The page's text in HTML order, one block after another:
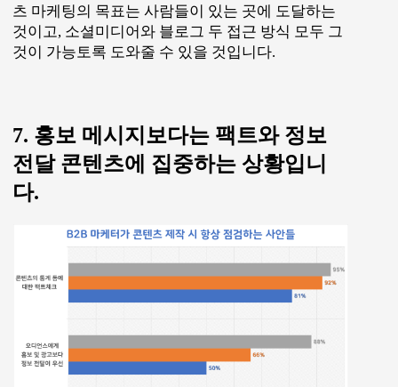
츠 마케팅의 목표는 사람들이 있는 곳에 도달하는
것이고, 소셜미디어와 블로그 두 접근 방식 모두 그
것이 가능토록 도와줄 수 있을 것입니다.
7. 홍보 메시지보다는 팩트와 정보
전달 콘텐츠에 집중하는 상황입니
다.